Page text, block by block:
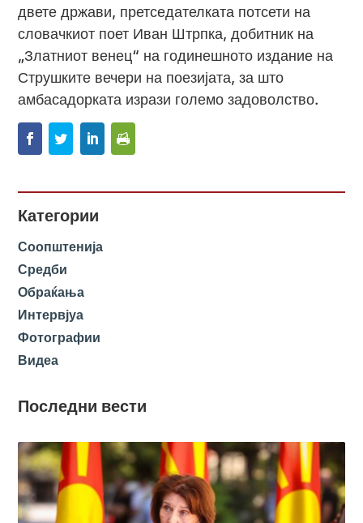
двете држави, претседателката потсети на
словачкиот поет Иван Штрпка, добитник на
„Златниот венец“ на годинешното издание на
Струшките вечери на поезијата, за што
амбасадорката изрази големо задоволство.
Категории
Соопштенија
Средби
Обраќања
Интервјуа
Фотографии
Видеа
Последни вести